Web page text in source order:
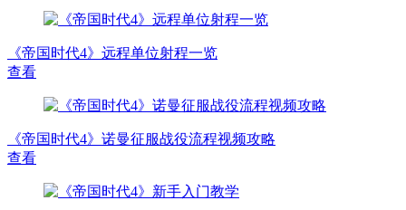
《帝国时代4》远程单位射程一览
查看
《帝国时代4》诺曼征服战役流程视频攻略
查看